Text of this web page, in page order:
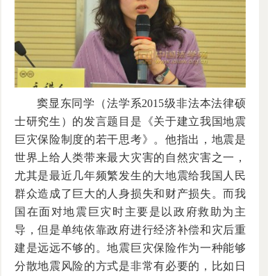
窦显东同学（法学系2015级非法本法律硕
士研究生）的发言题目是《关于建立我国地震
巨灾保险制度的若干思考》。他指出，地震是
世界上给人类带来最大灾害的自然灾害之一，
尤其是最近几年频繁发生的大地震给我国人民
群众造成了巨大的人身损失和财产损失。而我
国在面对地震巨灾时主要是以政府救助为主
导，但是单纯依靠政府进行经济补偿和灾后重
建是远远不够的。地震巨灾保险作为一种能够
分散地震风险的方式是非常有必要的，比如日